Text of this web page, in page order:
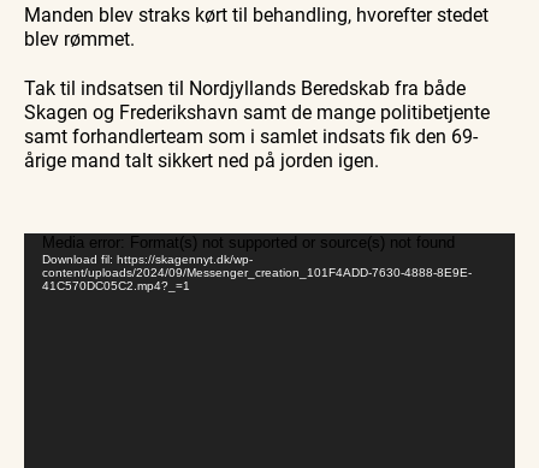
Manden blev straks kørt til behandling, hvorefter stedet
blev rømmet.
Tak til indsatsen til Nordjyllands Beredskab fra både
Skagen og Frederikshavn samt de mange politibetjente
samt forhandlerteam som i samlet indsats fik den 69-
årige mand talt sikkert ned på jorden igen.
Videoafspiller
Media error: Format(s) not supported or source(s) not found
Download fil: https://skagennyt.dk/wp-
content/uploads/2024/09/Messenger_creation_101F4ADD-7630-4888-8E9E-
41C570DC05C2.mp4?_=1